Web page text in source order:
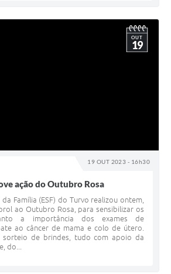
19 OUT 2023 - 16h30
OUT
19
ação do Outubro Rosa
Família (ESF) do Turvo realizou ontem,
ao Outubro Rosa, para sensibilizar os
a importância dos exames de
ao câncer de mama e colo de útero.
sorteio de brindes, tudo com apoio da
do...